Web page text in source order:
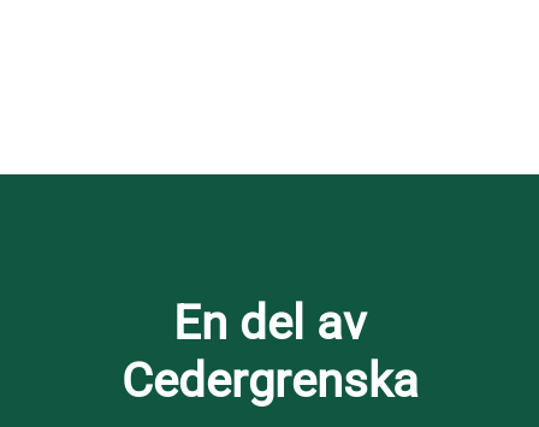
En del av
Cedergrenska